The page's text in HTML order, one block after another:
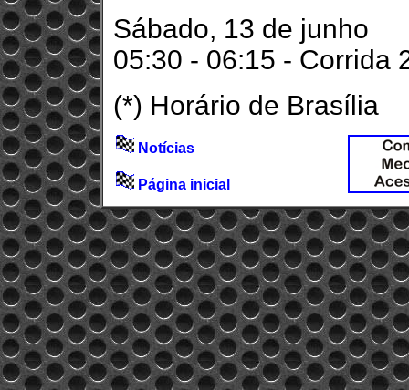
Sábado, 13 de junho
05:30 - 06:15 - Corrida
(*) Horário de Brasília
Notícias
Página inicial